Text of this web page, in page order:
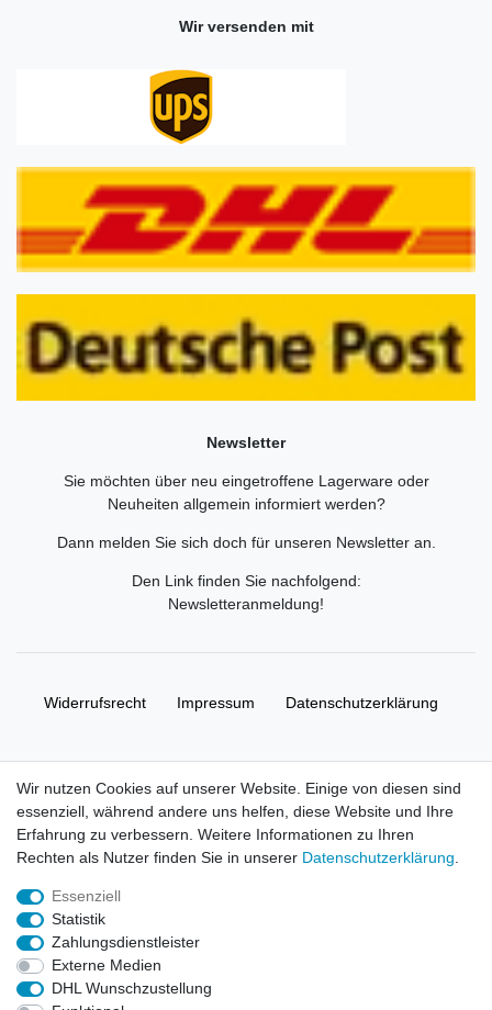
Wir versenden mit
Newsletter
Sie möchten über neu eingetroffene Lagerware oder
Neuheiten allgemein informiert werden?
Dann melden Sie sich doch für unseren Newsletter an.
Den Link finden Sie nachfolgend:
Newsletteranmeldung!
Widerrufs­recht Impressum Daten­schutz­erklärung
© Copyright 2026 | Alle Rechte vorbehalten. HL-
Handelsgesellschaft mbH.
Alle Markennamen, Warenzeichen sowie sämtliche Produktbilder
und Beschreibungen sind Eigentum Ihrer rechtmäßigen
Eigentümer und dienen hier nur der Beschreibung.
Preise nur für registrierte Händler, ansonsten zeigt der Shop 0,00
Wir nutzen Cookies auf unserer Website. Einige von diesen sind
essenziell, während andere uns helfen, diese Website und Ihre
Erfahrung zu verbessern. Weitere Informationen zu Ihren
Rechten als Nutzer finden Sie in unserer Daten­schutz­erklärung
Essenziell
Statistik
Zahlungsdienstleister
Externe Medien
DHL Wunschzustellung